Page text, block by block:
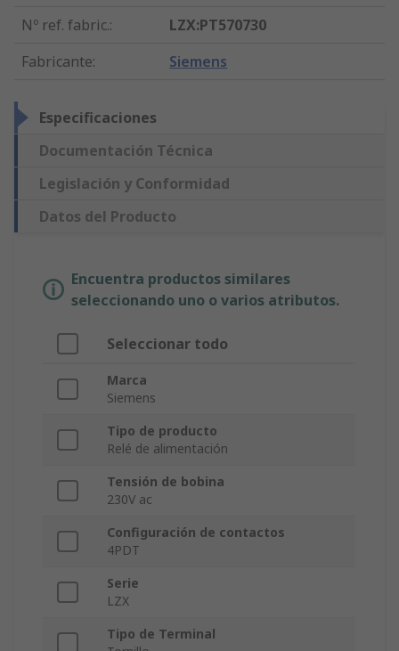
Nº ref. fabric.:
LZX:PT570730
Fabricante: Siemens
Especificaciones
Documentación Técnica
Legislación y Conformidad
Datos del Producto
Encuentra productos similares
seleccionando uno o varios atributos.
Seleccionar todo
Marca
Siemens
Tipo de producto
Relé de alimentación
Tensión de bobina
230V ac
Configuración de contactos
4PDT
Serie
LZX
Tipo de Terminal